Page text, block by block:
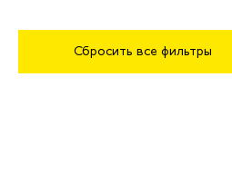
Сбросить все фильтры